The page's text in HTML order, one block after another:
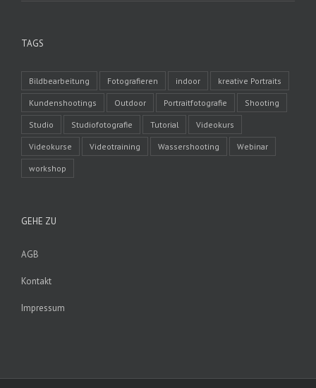
TAGS
Bildbearbeitung Fotografieren indoor kreative Portraits
Kundenshootings Outdoor Portraitfotografie Shooting
Studio Studiofotografie Tutorial Videokurs
Videokurse Videotraining Wassershooting Webinar
workshop
GEHE ZU
AGB
Kontakt
Impressum